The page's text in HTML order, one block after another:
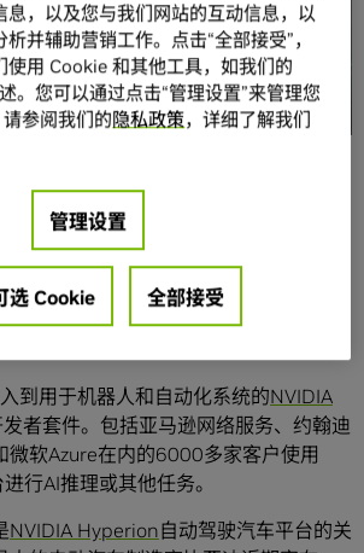
基准测试时，基于NVIDIA Ampere架
片NVIDIA Orin就创造了新的AI推理性能
个加速器的性能。
AI行业基准测试中，NVIDIA及其合作伙
的工作负载和场景中展现出了高性能
Orin预生产版本在六项性能测试中的
其运行速度比上一代Jetson AGX Xavier
高了2倍。
到用于机器人和自动化系统的NVIDIA
发者套件。包括亚马逊网络服务、约翰迪
微软Azure在内的6000多家客户使用
行AI推理或其他任务。
NVIDIA Hyperion自动驾驶汽车平台的关
息，以及您与我们网站的互动信息，以
并辅助营销工作。点击“全部接受”，
使用 Cookie 和其他工具，如我们的
。您可以通过点击“管理设置”来管理您
参阅我们的隐私政策，详细了解我们
管理设置
选 Cookie 全部接受